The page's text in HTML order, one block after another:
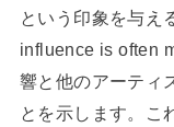
という印象を与え
influence is often
響と他のアーティ
とを示します。こ